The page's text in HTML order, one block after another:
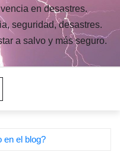
en desastres.
seguridad, desastres.
a salvo y más seguro.
en el blog?